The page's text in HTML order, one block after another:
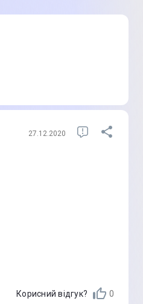
27.12.2020
Корисний відгук? 0